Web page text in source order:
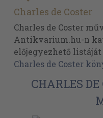
Charles de Coster
Charles de Coster
Antikvarium.hu-n
előjegyezhető
Charles de Coster
CHARLES